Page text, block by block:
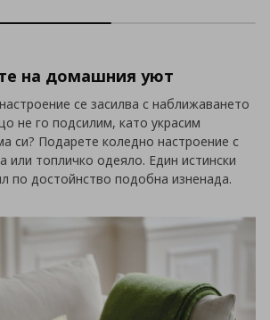
на домашния уют
се засилва с наближаването
не го подсилим, като украсим
си? Подарете коледно настроение с
или топличко одеяло. Един истински
по достойнство подобна изненада.